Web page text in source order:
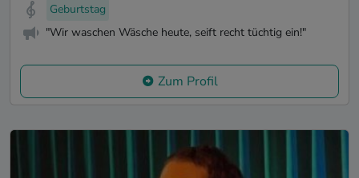
Geburtstag
"Wir waschen Wäsche heute, seift recht tüchtig ein!"
Zum Profil